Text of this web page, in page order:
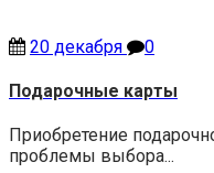
20 декабря 0
Подарочные карты
Приобретение
проблемы выбора...